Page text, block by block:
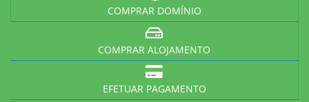
COMPRAR DOMÍNIO
COMPRAR ALOJAMENTO
EFETUAR PAGAMENTO